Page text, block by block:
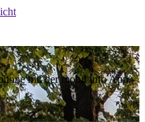
mit der mobil info App -